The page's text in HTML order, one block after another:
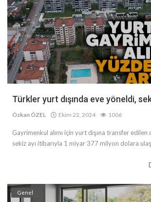
Türkler yurt dışında eve yöneldi,
Özkan ÖZEL Ekim 22, 2024 1006
Gayrimenkul alımı için yurt dışına transfer edilen
sekiz ayı itibarıyla 1 miyar 377 milyon dolara
Genel